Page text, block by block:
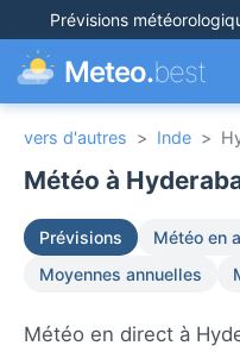
Prévisions
Meteo.best
vers d'autres > Inde >
Météo à
Prévisions Météo en
Moyennes annuelles
Météo en direct à